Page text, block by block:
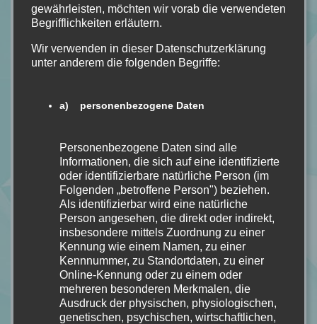
Buchdetails
Lucy Foley
Erschienen: 01.03.2021
Kostenpunkt: 15€
Hier zu kaufen: Sommernacht
Hier zu kaufen (Hörbuch / eBook): Sommernacht
Kostenpunkt (Hörbuch / eBook):
9,99€
Thriller
#LUCYFOLEY #PENGUIN #SOMMERNACHT #THRILLER
gewährleisten, möchten wir vorab die verwendeten
Begrifflichkeiten erläutern.
Wir verwenden in dieser Datenschutzerklärung
unter anderem die folgenden Begriffe:
a) personenbezogene Daten
Personenbezogene Daten sind alle
Informationen, die sich auf eine identifizierte
oder identifizierbare natürliche Person (im
Folgenden „betroffene Person") beziehen.
Als identifizierbar wird eine natürliche
Person angesehen, die direkt oder indirekt,
insbesondere mittels Zuordnung zu einer
Kennung wie einem Namen, zu einer
Kennnummer, zu Standortdaten, zu einer
Online-Kennung oder zu einem oder
mehreren besonderen Merkmalen, die
Ausdruck der physischen, physiologischen,
genetischen, psychischen, wirtschaftlichen,